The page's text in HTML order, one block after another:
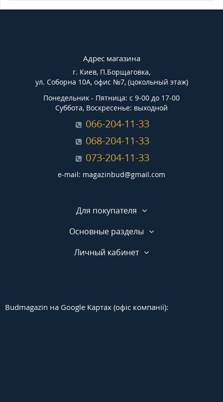
Адрес магазина
г. Киев, П.Борщаговка,
ул. Соборна 10А, офис №7, (цокольный этаж)
Понедельник - Пятница: с 9-00 до 17-00
Суббота, Воскресенье: выходной
066-204-11-33
068-204-11-33
073-204-11-33
e-mail: magazinbud@gmail.com
Для покупателя
Основные разделы
Личный кабинет
Budmagazin на Google Картах (офіс компанії):